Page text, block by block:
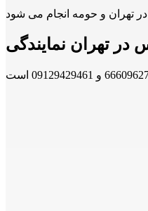
در تهران نمایندگی